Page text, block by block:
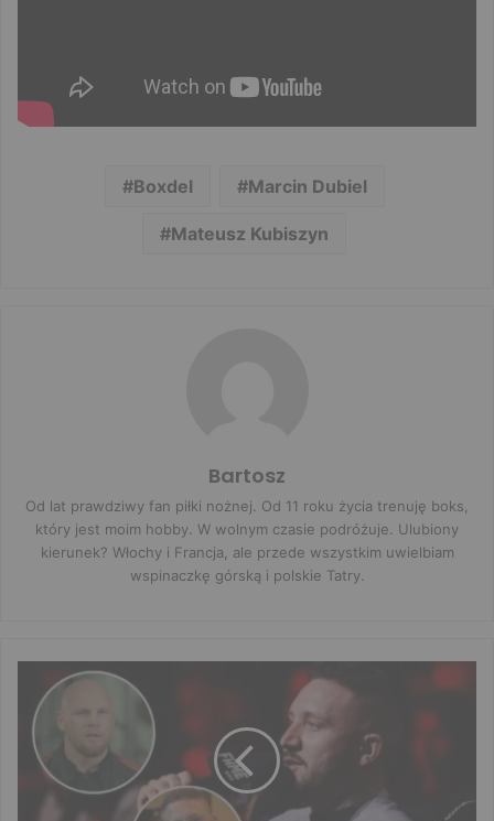
Boxdel Marcin Dubiel
Mateusz Kubiszyn
Bartosz
Od lat prawdziwy fan piłki nożnej. Od 11 roku życia trenuję boks,
który jest moim hobby. W wolnym czasie podróżuje. Ulubiony
kierunek? Włochy i Francja, ale przede wszystkim uwielbiam
wspinaczkę górską i polskie Tatry.